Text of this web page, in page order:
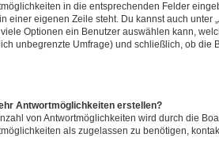
in die entsprechenden Felder
einer eigenen Zeile steht. Du kannst auch unter
viele Optionen ein Benutzer auswählen kann,
unbegrenzte Umfrage) und schließlich, ob die
Antwortmöglichkeiten erstellen?
von Antwortmöglichkeiten wird durch die
als zugelassen zu benötigen,